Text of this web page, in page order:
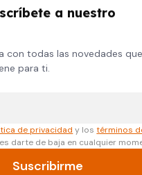
oxígeno durante
causar
min de lectura
a nuestro
con todas las novedades que
para ti.
de privacidad y lostérminos
darte de baja en cualquier
Suscribirme